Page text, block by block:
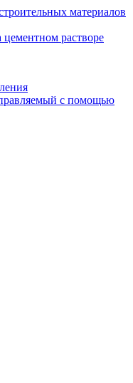
материалов
растворе
с помощью